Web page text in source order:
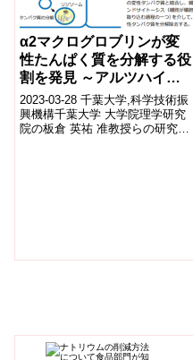
α2マクログロブリンが変
性たんぱく質を分解する役
割を発見 ～アルツハイマ
ー病などの新しい治療法確
立に前進～
2023-03-28 千葉大学,科学技術振
興機構千葉大学 大学院理学研究
院の板倉 英祐 准教授らの研究グ